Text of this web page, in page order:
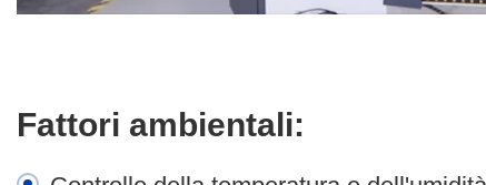
Fattori ambientali: